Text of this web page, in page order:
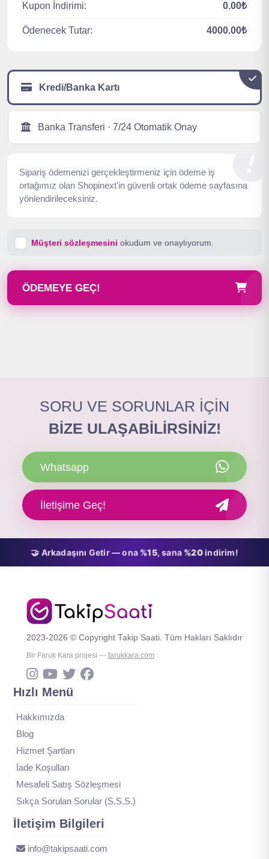
Kupon İndirimi: 0.00₺
Ödenecek Tutar: 4000.00₺
Kredi/Banka Kartı
Banka Transferi · 7/24 Otomatik Onay
Sipariş ödemenizi gerçekleştirmeniz için ödeme iş
ortağımız olan Shopinext'in güvenli ortak ödeme sayfasına
yönlendirileceksiniz.
Müşteri sözleşmesini okudum ve onaylıyorum.
ÖDEMEYE GEÇ!
SORU VE SORUNLAR İÇİN
BİZE ULAŞABİLİRSİNİZ!
Whatsapp
İletişime Geç!
🤝 Arkadaşını Getir — ona %15, sana %20indirim!
2023-2026 © Copyright Takip Saati. Tüm Hakları Saklıdır
Bir Faruk Kara projesi — farukkara.com
Hızlı Menü
Hakkımızda
Blog
Hizmet Şartları
İade Koşulları
Mesafeli Satış Sözleşmesi
Sıkça Sorulan Sorular (S.S.S.)
İletişim Bilgileri
info@takipsaati.com